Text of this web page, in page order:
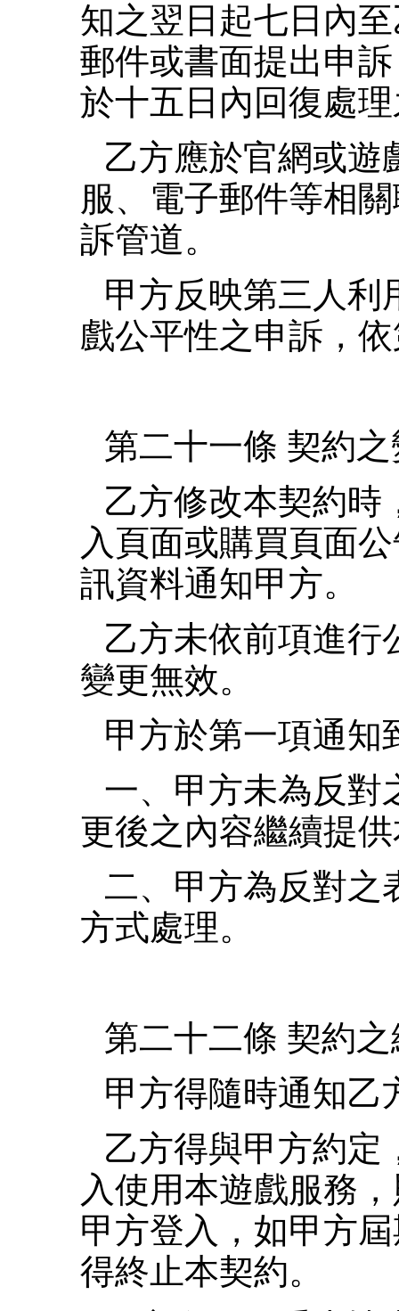
知之翌日起七日內
郵件或書面提出申
於十五日內回復處
乙方應於官網或遊
服、電子郵件等相
訴管道。
甲方反映第三人利
戲公平性之申訴，
第二十一條 契約
乙方修改本契約時
入頁面或購買頁面
訊資料通知甲方。
乙方未依前項進行
變更無效。
甲方於第一項通知
一、甲方未為反對
更後之內容繼續提
二、甲方為反對之
方式處理。
第二十二條 契約
甲方得隨時通知乙
乙方得與甲方約定
入使用本遊戲服務
甲方登入，如甲方
得終止本契約。